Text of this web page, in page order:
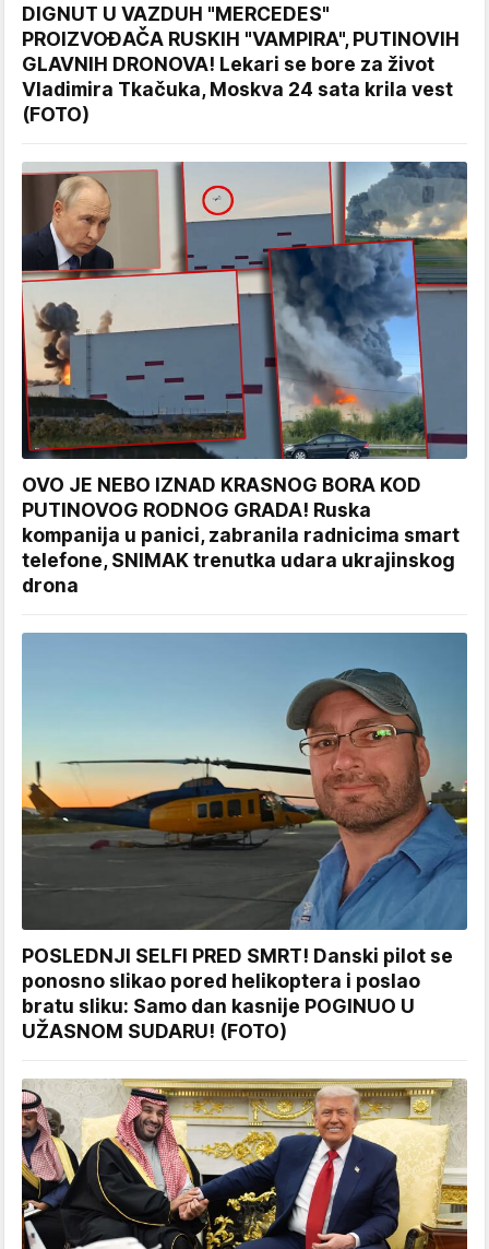
DIGNUT U VAZDUH "MERCEDES"
PROIZVOĐAČA RUSKIH "VAMPIRA", PUTINOVIH
GLAVNIH DRONOVA! Lekari se bore za život
Vladimira Tkačuka, Moskva 24 sata krila vest
(FOTO)
OVO JE NEBO IZNAD KRASNOG BORA KOD
PUTINOVOG RODNOG GRADA! Ruska
kompanija u panici, zabranila radnicima smart
telefone, SNIMAK trenutka udara ukrajinskog
drona
POSLEDNJI SELFI PRED SMRT! Danski pilot se
ponosno slikao pored helikoptera i poslao
bratu sliku: Samo dan kasnije POGINUO U
UŽASNOM SUDARU! (FOTO)